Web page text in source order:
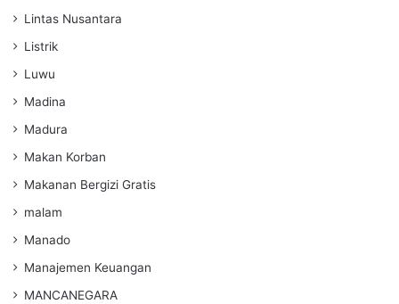
Lintas Nusantara
Listrik
Luwu
Madina
Madura
Makan Korban
Makanan Bergizi Gratis
malam
Manado
Manajemen Keuangan
MANCANEGARA